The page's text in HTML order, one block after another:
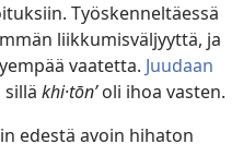
Työskenneltäessä
liikkumisväljyyttä, ja
vaatetta. Juudaan
sillä khi·tōnʹoli ihoa vasten.
edestä avoin hihaton